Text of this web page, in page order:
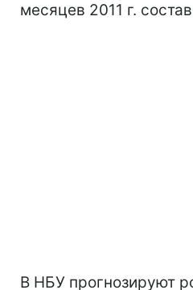
месяцев 2011 г.
В НБУ прогнозируют